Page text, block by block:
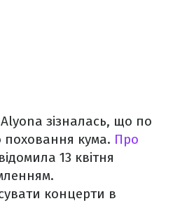
зізналась, що по
поховання кума. Про
13 квітня
концерти в